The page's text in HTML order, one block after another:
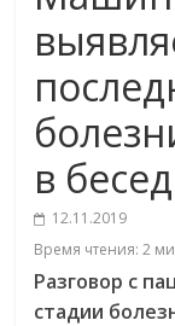
в
12.11.2019
Время чтения:2
Разговор с
стадии